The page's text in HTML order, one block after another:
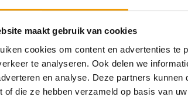
maakt gebruik van cookies
cookies om content en advertenties te
te analyseren. Ook delen we
en analyse. Deze partners
of die ze hebben verzameld op basis van